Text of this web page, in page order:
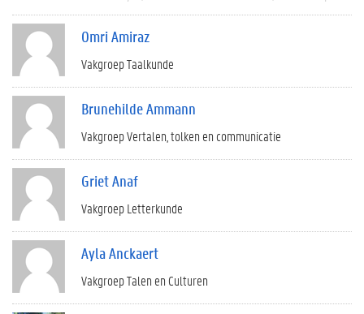
Omri Amiraz
Vakgroep Taalkunde
Brunehilde Ammann
Vakgroep Vertalen, tolken en communicatie
Griet Anaf
Vakgroep Letterkunde
Ayla Anckaert
Vakgroep Talen en Culturen